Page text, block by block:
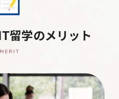
留学のメリット
MERIT